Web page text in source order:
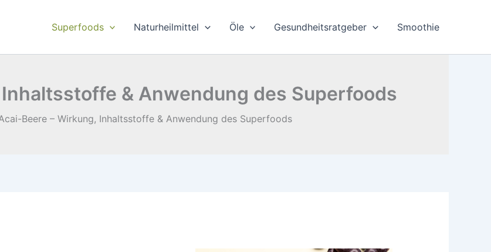
Superfoods Naturheilmittel Öle Gesundheitsratgeber Smoothie
& Anwendung des Superfoods
Beere – Wirkung, Inhaltsstoffe & Anwendung des Superfoods